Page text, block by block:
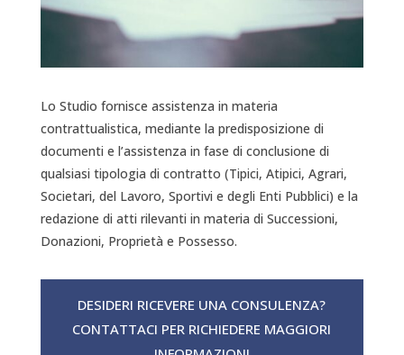
Lo Studio fornisce assistenza in materia
contrattualistica, mediante la predisposizione di
documenti e l’assistenza in fase di conclusione di
qualsiasi tipologia di contratto (Tipici, Atipici, Agrari,
Societari, del Lavoro, Sportivi e degli Enti Pubblici) e la
redazione di atti rilevanti in materia di Successioni,
Donazioni, Proprietà e Possesso.
DESIDERI RICEVERE UNA CONSULENZA?
CONTATTACI PER RICHIEDERE MAGGIORI